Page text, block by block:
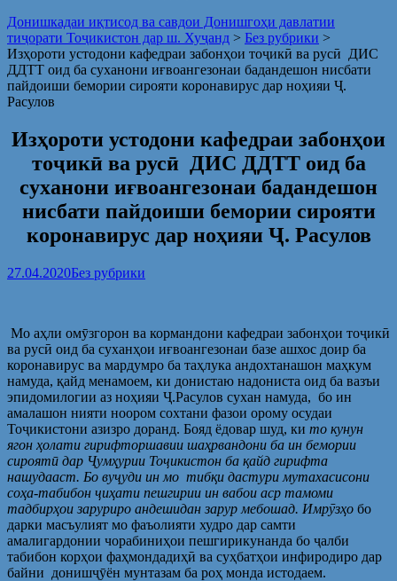
Донишкадаи иқтисод ва савдои Донишгоҳи давлатии
тиҷорати Тоҷикистон дар ш. Хуҷанд > Без рубрики >
Изҳороти устодони кафедраи забонҳои тоҷикӣ ва русӣ ДИС
ДДТТ оид ба суханони иғвоангезонаи бадандешон нисбати
пайдоиши бемории сирояти коронавирус дар ноҳияи Ҷ.
Расулов
Изҳороти устодони кафедраи забонҳои
тоҷикӣ ва русӣ ДИС ДДТТ оид ба
суханони иғвоангезонаи бадандешон
нисбати пайдоиши бемории сирояти
коронавирус дар ноҳияи Ҷ. Расулов
27.04.2020Без рубрики
Мо аҳли омӯзгорон ва кормандони кафедраи забонҳои тоҷикӣ
ва русӣ оид ба суханҳои иғвоангезонаи базе ашхос доир ба
коронавирус ва мардумро ба таҳлука андохтанашон маҳкум
намуда, қайд менамоем, ки донистаю надониста оид ба вазъи
эпидомилогии аз ноҳияи Ҷ.Расулов сухан намуда, бо ин
амалашон нияти ноором сохтани фазои орому осудаи
Тоҷикистони азизро доранд. Бояд ёдовар шуд, ки то кунун
ягон ҳолати гирифторшавии шаҳрвандони ба ин бемории
сироятӣ дар Ҷумҳурии Тоҷикистон ба қайд гирифта
нашудааст. Бо вуҷуди ин мо тибқи дастури мутахасисони
соҳа-табибон ҷиҳати пешгирии ин вабои аср тамоми
тадбирҳои заруриро андешидан зарур мебошад. Имрӯзҳо бо
дарки масъулият мо фаъолияти худро дар самти
амалигардонии чорабиниҳои пешгирикунанда бо ҷалби
табибон корҳои фаҳмондадиҳӣ ва суҳбатҳои инфиродиро дар
байни донишҷӯён мунтазам ба роҳ монда истодаем.